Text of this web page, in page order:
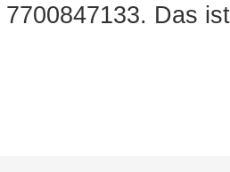
7700847133. Das